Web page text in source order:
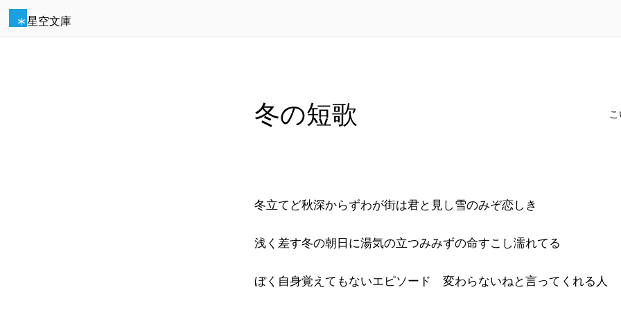
星空文庫
冬の短歌
冬立てど秋深からずわが街は君と見し雪のみぞ恋しき
浅く差す冬の朝日に湯気の立つみみずの命すこし濡れてる
ぼく自身覚えてもないエピソード 変わらないねと言ってくれる人